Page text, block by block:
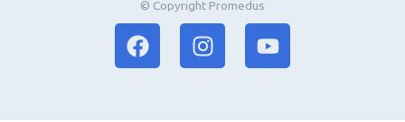
© Copyright Promedus